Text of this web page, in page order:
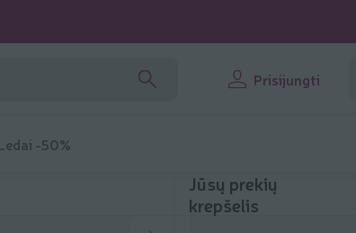
Prisijungti
-50%
Jūsų prekių
krepšelis